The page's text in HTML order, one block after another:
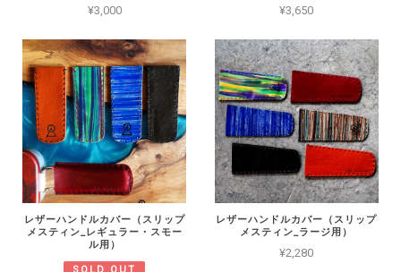
¥3,000 ¥3,650
レザーハンドルカバー（スリップ
メスティン_レギュラー・スモー
ル用）
レザーハンドルカバー（スリップ
メスティン_ラージ用）
¥2,280